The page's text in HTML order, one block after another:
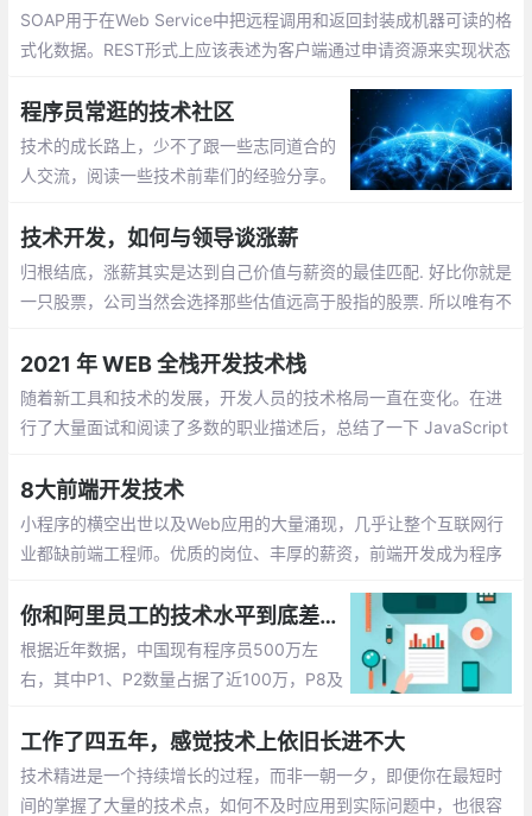
SOAP用于在Web Service中把远程调用和返回封装成机器可读的格
式化数据。REST形式上应该表述为客户端通过申请资源来实现状态
程序员常逛的技术社区
技术的成长路上，少不了跟一些志同道合的
人交流，阅读一些技术前辈们的经验分享。
伴，让码字之余，在技术、以及技术以外，
都有不少收获。
技术开发，如何与领导谈涨薪
归根结底，涨薪其实是达到自己价值与薪资的最佳匹配. 好比你就是
一只股票，公司当然会选择那些估值远高于股指的股票. 所以唯有不
2021 年 WEB 全栈开发技术栈
随着新工具和技术的发展，开发人员的技术格局一直在变化。在进
行了大量面试和阅读了多数的职业描述后，总结了一下 JavaScript
8大前端开发技术
小程序的横空出世以及Web应用的大量涌现，几乎让整个互联网行
业都缺前端工程师。优质的岗位、丰厚的薪资，前端开发成为程序
代，与高质量系统化提升导致的学习资源短缺
你和阿里员工的技术水平到底差几个等级
根据近年数据，中国现有程序员500万左
右，其中P1、P2数量占据了近100万，P8及
万。80后是企业的技术支柱，90后已开始
逐步成为企业的中坚力量
工作了四五年，感觉技术上依旧长进不大
技术精进是一个持续增长的过程，而非一朝一夕，即便你在最短时
间的掌握了大量的技术点，如何不及时应用到实际问题中，也很容